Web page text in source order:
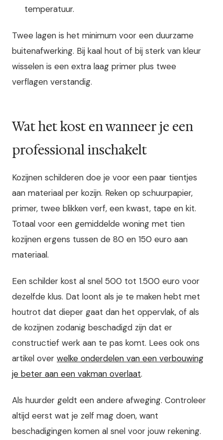
temperatuur.
Twee lagen is het minimum voor een duurzame
buitenafwerking. Bij kaal hout of bij sterk van kleur
wisselen is een extra laag primer plus twee
verflagen verstandig.
Wat het kost en wanneer je een
professional inschakelt
Kozijnen schilderen doe je voor een paar tientjes
aan materiaal per kozijn. Reken op schuurpapier,
primer, twee blikken verf, een kwast, tape en kit.
Totaal voor een gemiddelde woning met tien
kozijnen ergens tussen de 80 en 150 euro aan
materiaal.
Een schilder kost al snel 500 tot 1.500 euro voor
dezelfde klus. Dat loont als je te maken hebt met
houtrot dat dieper gaat dan het oppervlak, of als
de kozijnen zodanig beschadigd zijn dat er
constructief werk aan te pas komt. Lees ook ons
artikel over welke onderdelen van een verbouwing
je beter aan een vakman overlaat.
Als huurder geldt een andere afweging. Controleer
altijd eerst wat je zelf mag doen, want
beschadigingen komen al snel voor jouw rekening.